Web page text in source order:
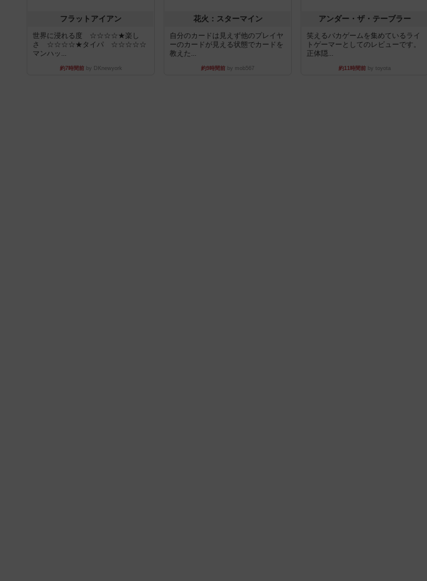
フラットアイアン
世界に浸れる度 ☆☆☆☆★楽し
さ ☆☆☆☆★タイパ ☆☆☆☆☆
マンハッ...
約7時間前by DKnewyork
花火：スターマイン
自分のカードは見えず他のプレイヤ
ーのカードが見える状態でカードを
教えた...
約9時間前 by mob567
アンダー・ザ・テーブラー
笑えるバカゲームを集めているライ
トゲーマーとしてのレビューです。
正体隠...
約11時間前 by toyota